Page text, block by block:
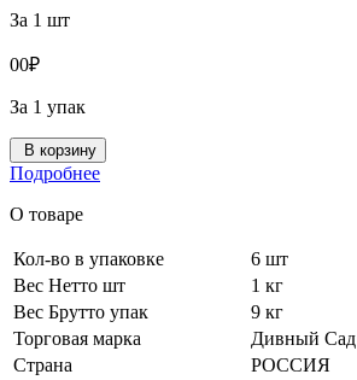
За 1 шт
00₽
За 1 упак
В корзину
Подробнее
О товаре
Кол-во в упаковке
6 шт
Вес Нетто шт
1 кг
Вес Брутто упак
9 кг
Торговая марка
Дивный Сад
Страна
РОССИЯ